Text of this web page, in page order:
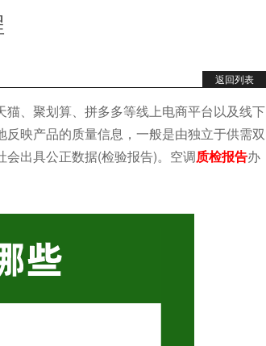
返回列表
、聚划算、拼多多等线上电商平台以及线下
映产品的质量信息，一般是由独立于供需双
出具公正数据(检验报告)。空调质检报告办